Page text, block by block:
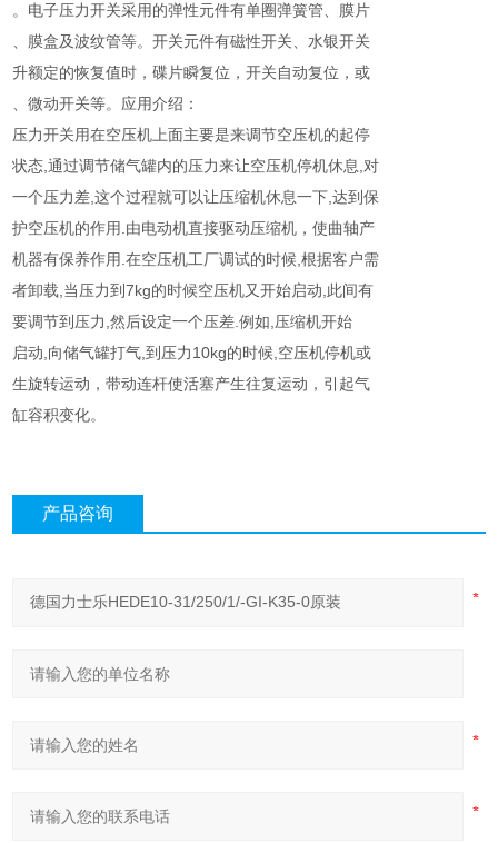
。电子压力开关采用的弹性元件有单圈弹簧管、膜片
、膜盒及波纹管等。开关元件有磁性开关、水银开关
升额定的恢复值时，碟片瞬复位，开关自动复位，或
、微动开关等。应用介绍：
压力开关用在空压机上面主要是来调节空压机的起停
状态,通过调节储气罐内的压力来让空压机停机休息,对
一个压力差,这个过程就可以让压缩机休息一下,达到保
护空压机的作用.由电动机直接驱动压缩机，使曲轴产
机器有保养作用.在空压机工厂调试的时候,根据客户需
者卸载,当压力到7kg的时候空压机又开始启动,此间有
要调节到压力,然后设定一个压差.例如,压缩机开始
启动,向储气罐打气,到压力10kg的时候,空压机停机或
生旋转运动，带动连杆使活塞产生往复运动，引起气
缸容积变化。
产品咨询